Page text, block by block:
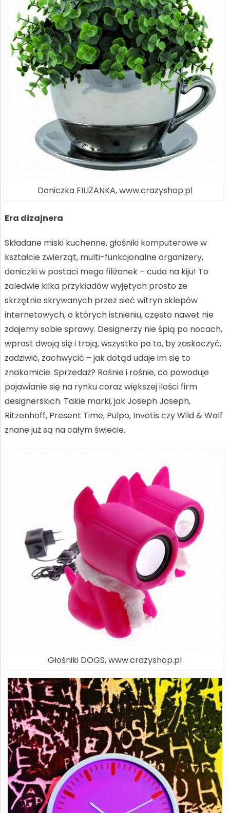
Doniczka FILIŻANKA, www.crazyshop.pl
Era dizajnera
Składane miski kuchenne, głośniki komputerowe w
kształcie zwierząt, multi-funkcjonalne organizery,
doniczki w postaci mega filiżanek – cuda na kiju! To
zaledwie kilka przykładów wyjętych prosto ze
skrzętnie skrywanych przez sieć witryn sklepów
internetowych, o których istnieniu, często nawet nie
zdajemy sobie sprawy. Designerzy nie śpią po nocach,
wprost dwoją się i troją, wszystko po to, by zaskoczyć,
zadziwić, zachwycić – jak dotąd udaje im się to
znakomicie. Sprzedaż? Rośnie i rośnie, co powoduje
pojawianie się na rynku coraz większej ilości firm
designerskich. Takie marki, jak Joseph Joseph,
Ritzenhoff, Present Time, Pulpo, Invotis czy Wild & Wolf
znane już są na całym świecie.
Głośniki DOGS, www.crazyshop.pl